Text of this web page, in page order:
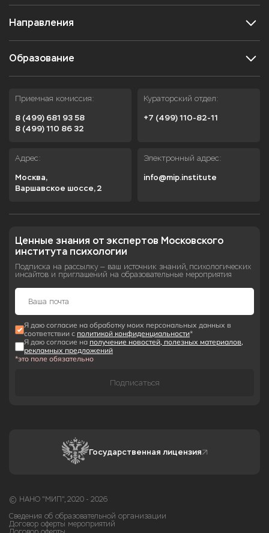
Направления
Образование
Приемная комиссия:
8 (499) 681 93 58
8 (499) 110 86 32
Кураторский отдел:
+7 (499) 110-82-11
Адрес:
Москва,
Варшавское шоссе, 2
Электронный адрес:
info@mip.institute
Ценные знания от экспертов Московского
института психологии
Подписка на рассылку — ваш источник знаний, психологических
инсайтов и приглашений на образовательные мероприятия
Я даю согласие на обработку моих персональных данных в
соответствии с политикой конфиденциальности*
Я даю согласие на получение новостей, полезных материалов,
рекламных предложений
*это поле обязательно
Подписаться
Государственная лицензия
© НАНО "МИП", 2020 - 2026
Сведения об образовательной организации
Договор оферты мероприятий